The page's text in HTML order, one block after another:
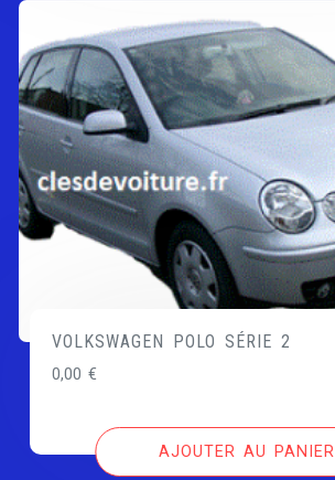
VOLKSWAGEN POLO SÉRIE 2
0,00€
AJOUTER AU PANIER